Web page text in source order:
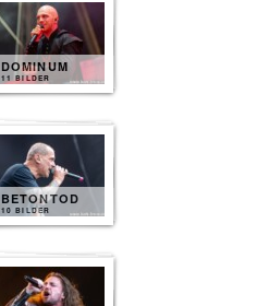
DOMINUM
11 BILDER
BETONTOD
10 BILDER